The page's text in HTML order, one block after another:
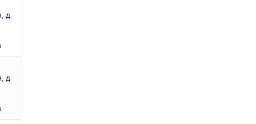
д.
д.